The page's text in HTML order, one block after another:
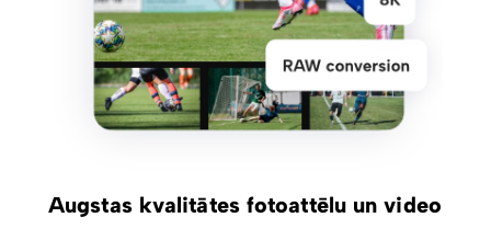
Augstas kvalitātes fotoattēlu un video